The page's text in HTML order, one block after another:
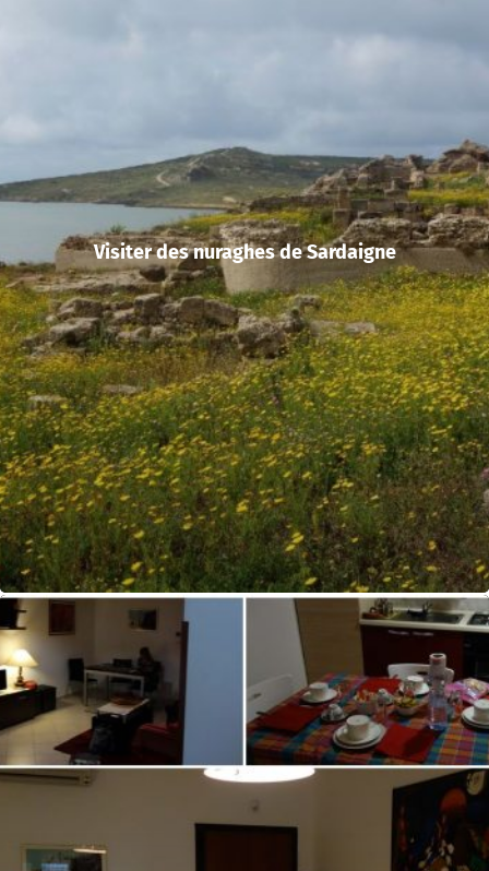
Visiter des nuraghes de Sardaigne